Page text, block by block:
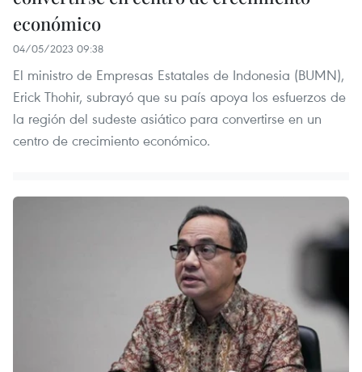
económico
04/05/2023 09:38
El ministro de Empresas Estatales de Indonesia (BUMN),
Erick Thohir, subrayó que su país apoya los esfuerzos de
la región del sudeste asiático para convertirse en un
centro de crecimiento económico.